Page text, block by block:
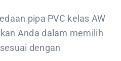
pipa PVC kelas AW
Anda dalam memilih
dengan